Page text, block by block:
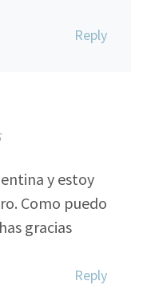
Reply
y estoy
Como puedo
gracias
Reply